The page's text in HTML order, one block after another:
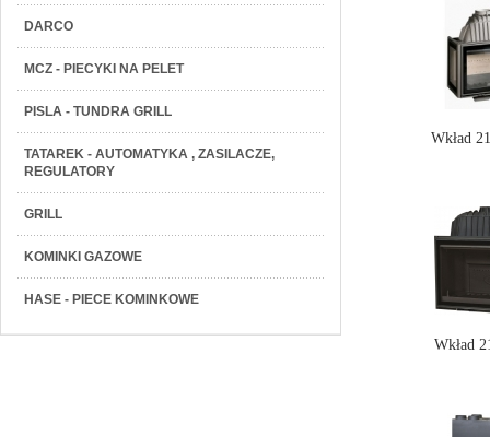
DARCO
MCZ - PIECYKI NA PELET
PISLA - TUNDRA GRILL
TATAREK - AUTOMATYKA , ZASILACZE,
REGULATORY
GRILL
KOMINKI GAZOWE
HASE - PIECE KOMINKOWE
Wkład
Wkład